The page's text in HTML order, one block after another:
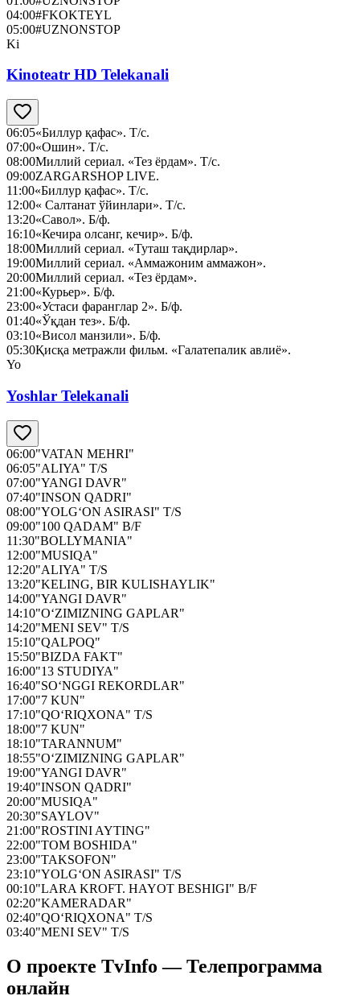
04:00#FKOKTEYL
05:00#UZNONSTOP
Ki
Kinoteatr HD Telekanali
06:05«Биллур қафас». Т/с.
07:00«Ошин». Т/с.
08:00Миллий сериал. «Тез ёрдам». Т/с.
09:00ZARGARSHOP LIVE.
11:00«Биллур қафас». Т/с.
12:00« Салтанат ўйинлари». Т/с.
13:20«Савол». Б/ф.
16:10«Кечира олсанг, кечир». Б/ф.
18:00Миллий сериал. «Туташ тақдирлар».
19:00Миллий сериал. «Аммажоним аммажон».
20:00Миллий сериал. «Тез ёрдам».
21:00«Курьер». Б/ф.
23:00«Устаси фаранглар 2». Б/ф.
01:40«Ўқдан тез». Б/ф.
03:10«Висол манзили». Б/ф.
05:30Қисқа метражли фильм. «Галатепалик авлиё».
Yo
Yoshlar Telekanali
06:00"VATAN MEHRI"
06:05"ALIYA" T/S
07:00"YANGI DAVR"
07:40"INSON QADRI"
08:00"YOLG‘ON ASIRASI" T/S
09:00"100 QADAM" B/F
11:30"BOLLYMANIA"
12:00"MUSIQA"
12:20"ALIYA" T/S
13:20"KELING, BIR KULISHAYLIK"
14:00"YANGI DAVR"
14:10"O‘ZIMIZNING GAPLAR"
14:20"MENI SEV" T/S
15:10"QALPOQ"
15:50"BIZDA FAKT"
16:00"13 STUDIYA"
16:40"SO‘NGGI REKORDLAR"
17:00"7 KUN"
17:10"QO‘RIQXONA" T/S
18:00"7 KUN"
18:10"TARANNUM"
18:55"O‘ZIMIZNING GAPLAR"
19:00"YANGI DAVR"
19:40"INSON QADRI"
20:00"MUSIQA"
20:30"SAYLOV"
21:00"ROSTINI AYTING"
22:00"TOM BOSHIDA"
23:00"TAKSOFON"
23:10"YOLG‘ON ASIRASI" T/S
00:10"LARA KROFT. HAYOT BESHIGI" B/F
02:20"KAMERADAR"
02:40"QO‘RIQXONA" T/S
03:40"MENI SEV" T/S
О проекте TvInfo — Телепрограмма
онлайн